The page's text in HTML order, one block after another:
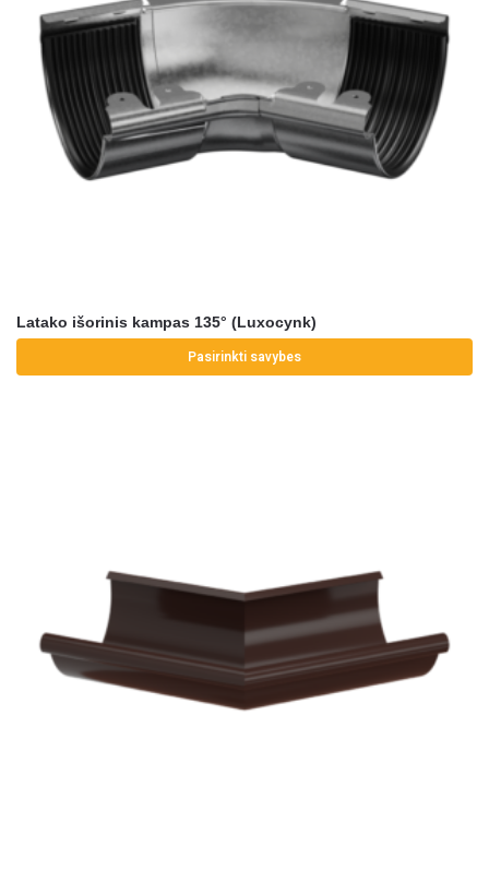
Latako išorinis kampas 135° (Luxocynk)
Pasirinkti savybes